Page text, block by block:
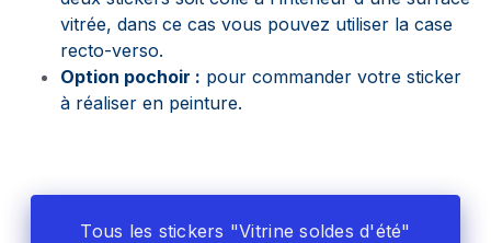
vitrée, dans ce cas vous pouvez utiliser la case
recto-verso.
Option pochoir : pour commander votre sticker
à réaliser en peinture.
Tous les stickers "Vitrine soldes d'été"